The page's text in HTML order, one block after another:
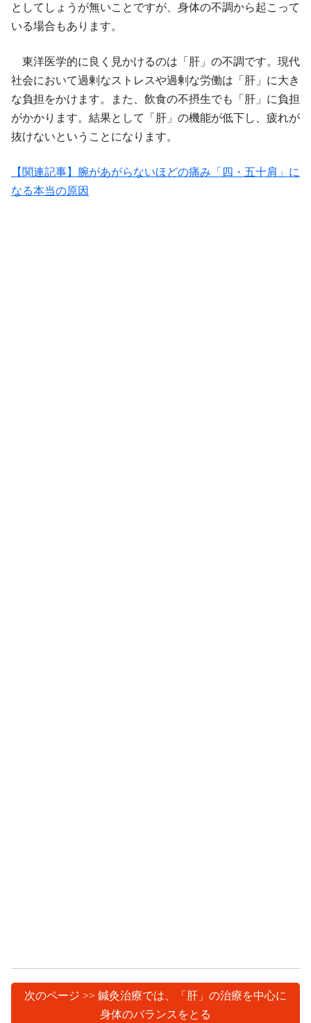
としてしょうが無いことですが、身体の不調から起こって
いる場合もあります。
東洋医学的に良く見かけるのは「肝」の不調です。現代
社会において過剰なストレスや過剰な労働は「肝」に大き
な負担をかけます。また、飲食の不摂生でも「肝」に負担
がかかります。結果として「肝」の機能が低下し、疲れが
抜けないということになります。
【関連記事】腕があがらないほどの痛み「四・五十肩」に
なる本当の原因
次のページ >> 鍼灸治療では、「肝」の治療を中心に
身体のバランスをとる